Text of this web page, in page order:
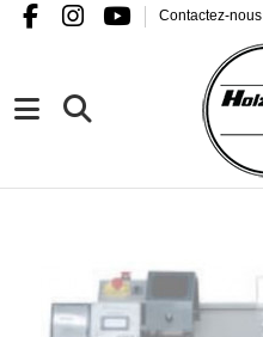
Contactez-nous